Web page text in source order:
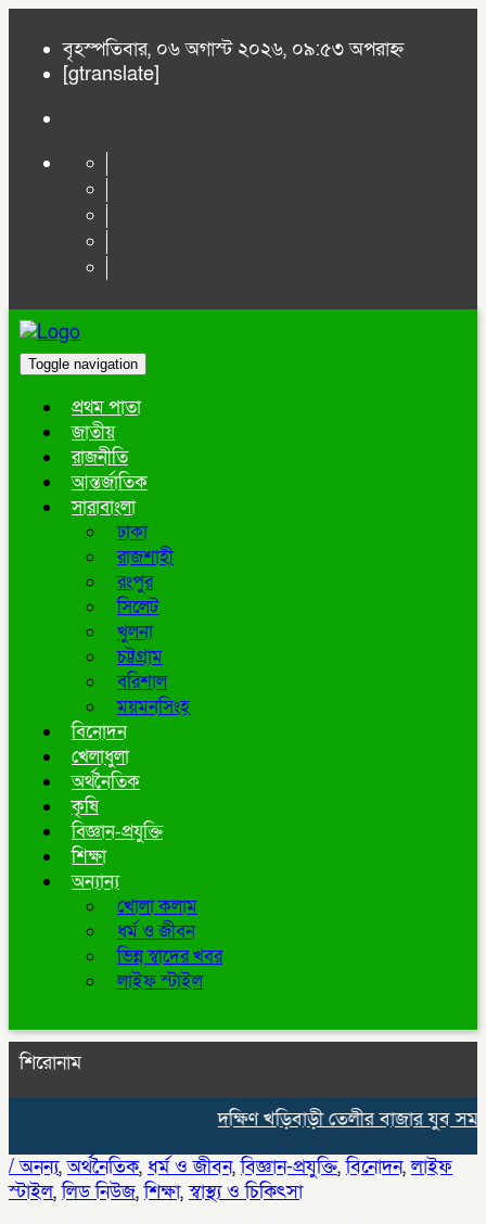
বৃহস্পতিবার, ০৬ অগাস্ট ২০২৬, ০৯:৫৩ অপরাহ্ন
[gtranslate]
Toggle navigation
প্রথম পাতা
জাতীয়
রাজনীতি
আন্তর্জাতিক
সারাবাংলা
ঢাকা
রাজশাহী
রংপুর
সিলেট
খুলনা
চট্টগ্রাম
বরিশাল
ময়মনসিংহ
বিনোদন
খেলাধুলা
অর্থনৈতিক
কৃষি
বিজ্ঞান-প্রযুক্তি
শিক্ষা
অন্যান্য
খোলা কলাম
ধর্ম ও জীবন
ভিন্ন স্বাদের খবর
লাইফ স্টাইল
শিরোনাম
দক্ষিণ খড়িবাড়ী তেলীর বাজার যুব
/অনন্য,অর্থনৈতিক, ধর্ম ও জীবন,বিজ্ঞান-প্রযুক্তি,বিনোদন,লাইফ
স্টাইল,লিড নিউজ,শিক্ষা,স্বাস্থ্য ও চিকিৎসা